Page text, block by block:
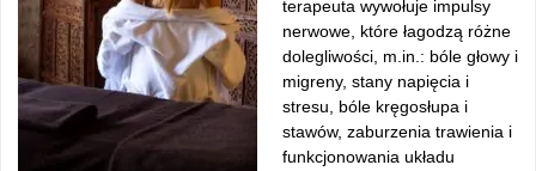
terapeuta wywołuje impulsy
nerwowe, które łagodzą różne
dolegliwości, m.in.: bóle głowy i
migreny, stany napięcia i
stresu, bóle kręgosłupa i
stawów, zaburzenia trawienia i
funkcjonowania układu